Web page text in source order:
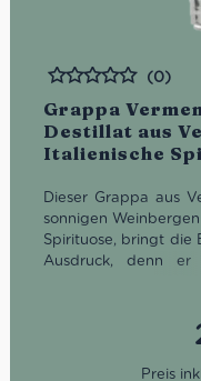
Grappa
Destillat aus
Italienische
Bewertet
(0)
Dieser Grappa aus
sonnigen
Spirituose, bringt die
Ausdruck, denn
süß und zart, reich
von reifen Früchten